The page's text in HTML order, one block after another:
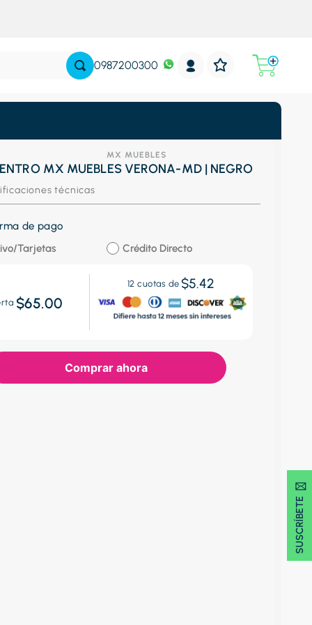
0987200300
SUSCRÍBETE 🖂
MX MUEBLES
MX MUEBLES VERONA-MD | NEGRO
técnicas
de pago
Tarjetas
Crédito Directo
$65.00
12 cuotas de $5.42
Comprar ahora